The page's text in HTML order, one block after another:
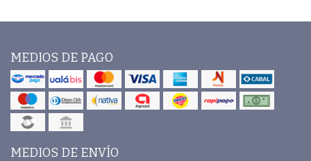
MEDIOS DE PAGO
MEDIOS DE ENVÍO